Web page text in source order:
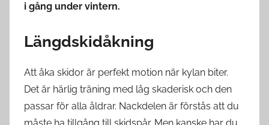
i gång under vintern.
Längdskidåkning
Att åka skidor är perfekt motion när kylan biter.
Det är härlig träning med låg skaderisk och den
passar för alla åldrar. Nackdelen är förstås att du